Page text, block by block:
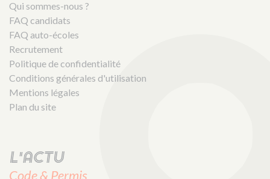
Qui sommes-nous ?
FAQ candidats
FAQ auto-écoles
Recrutement
Politique de confidentialité
Conditions générales d'utilisation
Mentions légales
Plan du site
L'actu
Code & Permis